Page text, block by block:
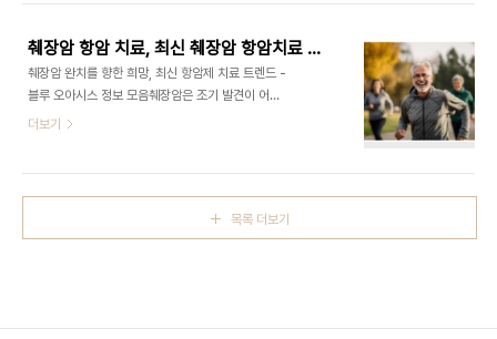
있는 희귀 뇌혈관질환으로, 주로 어린이와 젊은 성인
에게 나타납니다.처음엔 단순한 두통이나 어지럼증
으로 시작되지만, 조기에 발견하지 못하면 뇌졸중이
나 허혈성 발작으로 이어질 수 있습니다.이 글에서는
모야모야병의 원인, 증상, 진단, 치료, 관리 방법에 대
2. 원인과 발병 기전3. 주요 증상과 경고 신호4. 진
췌장암 항암 치료, 최신 췌장암 항암치료 부작용과 생존율 향상 전략 총정리
췌장암 완치를 향한 희망, 최신 항암제 치료 트렌드 -
블루 오아시스 정보 모음췌장암은 조기 발견이 어렵
고 예후가 나쁜 암으로 알려져 있지만, 최근 의학기술
기술의 발전과 함께 췌장암 항암 치료 방법도 빠르게
더보기
목록 더보기